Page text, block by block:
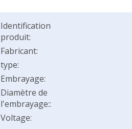
Identification
produit:
Fabricant:
type:
Embrayage:
Diamètre de
l'embrayage::
Voltage: